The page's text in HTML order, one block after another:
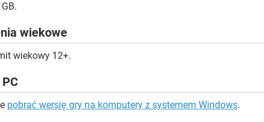
wiekowe
wiekowy 12+.
pobrać wersję gry na komputery z systemem Windows.